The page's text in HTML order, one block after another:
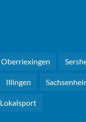
Oberriexingen
Illingen
Lokalsport